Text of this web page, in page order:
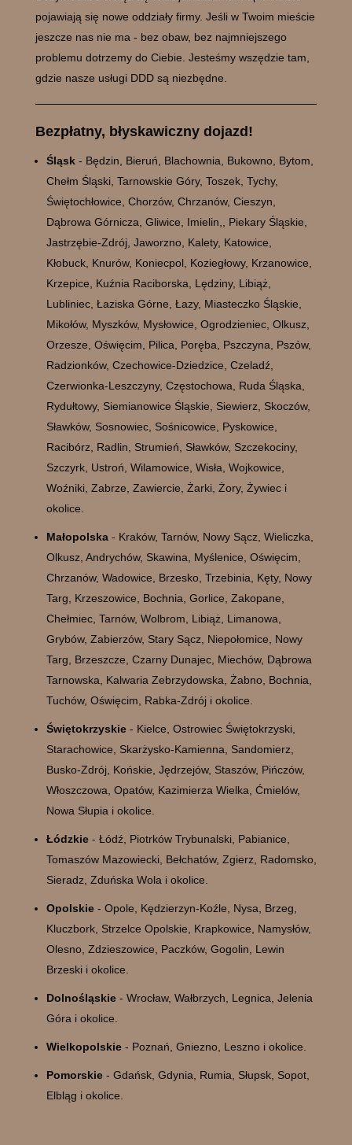
pojawiają się nowe oddziały firmy. Jeśli w Twoim mieście
jeszcze nas nie ma - bez obaw, bez najmniejszego
problemu dotrzemy do Ciebie. Jesteśmy wszędzie tam,
gdzie nasze usługi DDD są niezbędne.
Bezpłatny, błyskawiczny dojazd!
Śląsk- Będzin, Bieruń, Blachownia, Bukowno, Bytom,
Chełm Śląski, Tarnowskie Góry, Toszek, Tychy,
Świętochłowice, Chorzów, Chrzanów, Cieszyn,
Dąbrowa Górnicza, Gliwice, Imielin,, Piekary Śląskie,
Jastrzębie-Zdrój, Jaworzno, Kalety, Katowice,
Kłobuck, Knurów, Koniecpol, Koziegłowy, Krzanowice,
Krzepice, Kuźnia Raciborska, Lędziny, Libiąż,
Lubliniec, Łaziska Górne, Łazy, Miasteczko Śląskie,
Mikołów, Myszków, Mysłowice, Ogrodzieniec, Olkusz,
Orzesze, Oświęcim, Pilica, Poręba, Pszczyna, Pszów,
Radzionków, Czechowice-Dziedzice, Czeladź,
Czerwionka-Leszczyny, Częstochowa, Ruda Śląska,
Rydułtowy, Siemianowice Śląskie, Siewierz, Skoczów,
Sławków, Sosnowiec, Sośnicowice, Pyskowice,
Racibórz, Radlin, Strumień, Sławków, Szczekociny,
Szczyrk, Ustroń, Wilamowice, Wisła, Wojkowice,
Woźniki, Zabrze, Zawiercie, Żarki, Żory, Żywiec i
okolice.
Małopolska- Kraków, Tarnów, Nowy Sącz, Wieliczka,
Olkusz, Andrychów, Skawina, Myślenice, Oświęcim,
Chrzanów, Wadowice, Brzesko, Trzebinia, Kęty, Nowy
Targ, Krzeszowice, Bochnia, Gorlice, Zakopane,
Chełmiec, Tarnów, Wolbrom, Libiąż, Limanowa,
Grybów, Zabierzów, Stary Sącz, Niepołomice, Nowy
Targ, Brzeszcze, Czarny Dunajec, Miechów, Dąbrowa
Tarnowska, Kalwaria Zebrzydowska, Żabno, Bochnia,
Tuchów, Oświęcim, Rabka-Zdrój i okolice.
Świętokrzyskie- Kielce, Ostrowiec Świętokrzyski,
Starachowice, Skarżysko-Kamienna, Sandomierz,
Busko-Zdrój, Końskie, Jędrzejów, Staszów, Pińczów,
Włoszczowa, Opatów, Kazimierza Wielka, Ćmielów,
Nowa Słupia i okolice.
Łódzkie- Łódź, Piotrków Trybunalski, Pabianice,
Tomaszów Mazowiecki, Bełchatów, Zgierz, Radomsko,
Sieradz, Zduńska Wola i okolice.
Opolskie- Opole, Kędzierzyn-Koźle, Nysa, Brzeg,
Kluczbork, Strzelce Opolskie, Krapkowice, Namysłów,
Olesno, Zdzieszowice, Paczków, Gogolin, Lewin
Brzeski i okolice.
Dolnośląskie- Wrocław, Wałbrzych, Legnica, Jelenia
Góra i okolice.
Wielkopolskie- Poznań, Gniezno, Leszno i okolice.
Pomorskie- Gdańsk, Gdynia, Rumia, Słupsk, Sopot,
Elbląg i okolice.